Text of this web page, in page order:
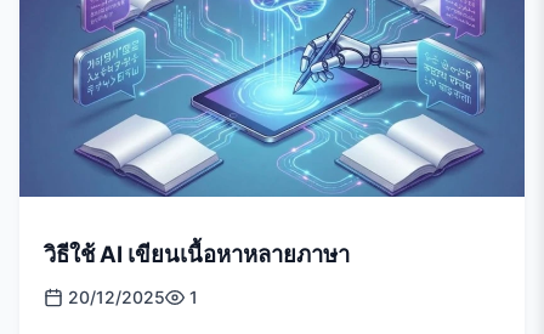
วิธีใช้ AI เขียนเนื้อหาหลายภาษา
20/12/2025 1